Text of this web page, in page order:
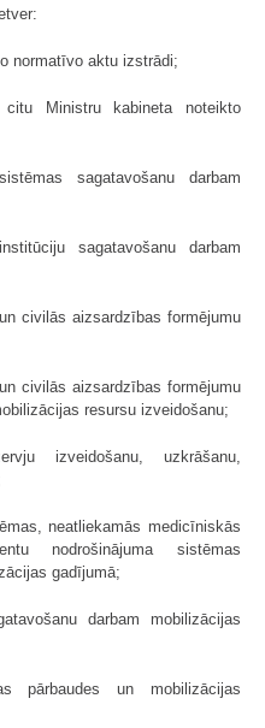
normatīvo aktu izstrādi;
Ministru kabineta noteikto
sagatavošanu darbam
sagatavošanu darbam
civilās aizsardzības formējumu
civilās aizsardzības formējumu
resursu izveidošanu;
izveidošanu, uzkrāšanu,
neatliekamās medicīniskās
nodrošinājuma sistēmas
gadījumā;
darbam mobilizācijas
pārbaudes un mobilizācijas